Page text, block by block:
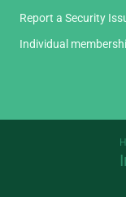
Report a Security
Individual